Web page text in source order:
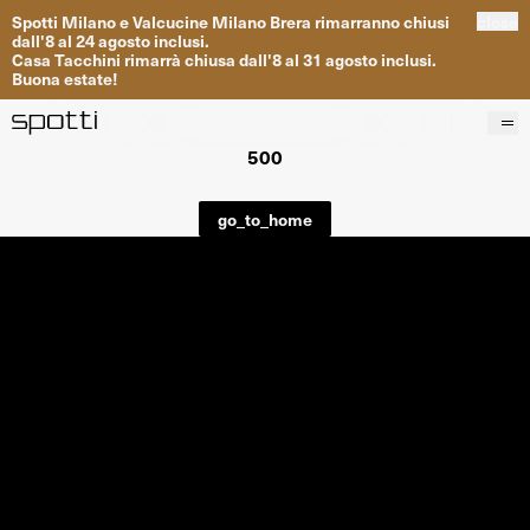
Spotti MilanoeValcucine Milano Brera rimarrannochiusi
dall'8al 24agosto inclusi.
Casa Tacchini rimarrà chiusa dall'8al 31 agosto inclusi.
Buona estate!
Progetti
500
go_to_home